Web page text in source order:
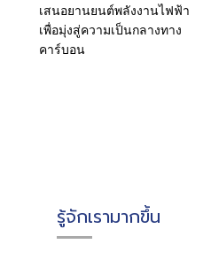
เสนอยานยนต์พลังงานไฟฟ้า
เพื่อมุ่งสู่ความเป็นกลางทาง
คาร์บอน
รู้จักเรามากขึ้น